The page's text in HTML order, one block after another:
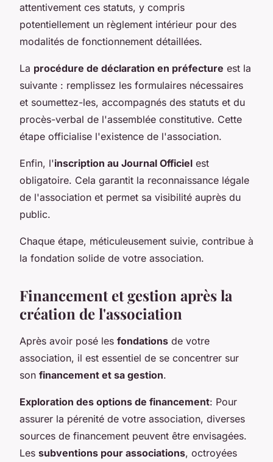
attentivement ces statuts, y compris
potentiellement un règlement intérieur pour des
modalités de fonctionnement détaillées.
La procédure de déclaration en préfecture est la
suivante : remplissez les formulaires nécessaires
et soumettez-les, accompagnés des statuts et du
procès-verbal de l'assemblée constitutive. Cette
étape officialise l'existence de l'association.
Enfin, l'inscription au Journal Officiel est
obligatoire. Cela garantit la reconnaissance légale
de l'association et permet sa visibilité auprès du
public.
Chaque étape, méticuleusement suivie, contribue à
la fondation solide de votre association.
Financement et gestion après la
création de l'association
Après avoir posé les fondations de votre
association, il est essentiel de se concentrer sur
son financement et sa gestion.
Exploration des options de financement: Pour
assurer la pérenité de votre association, diverses
sources de financement peuvent être envisagées.
Les subventions pour associations, octroyées